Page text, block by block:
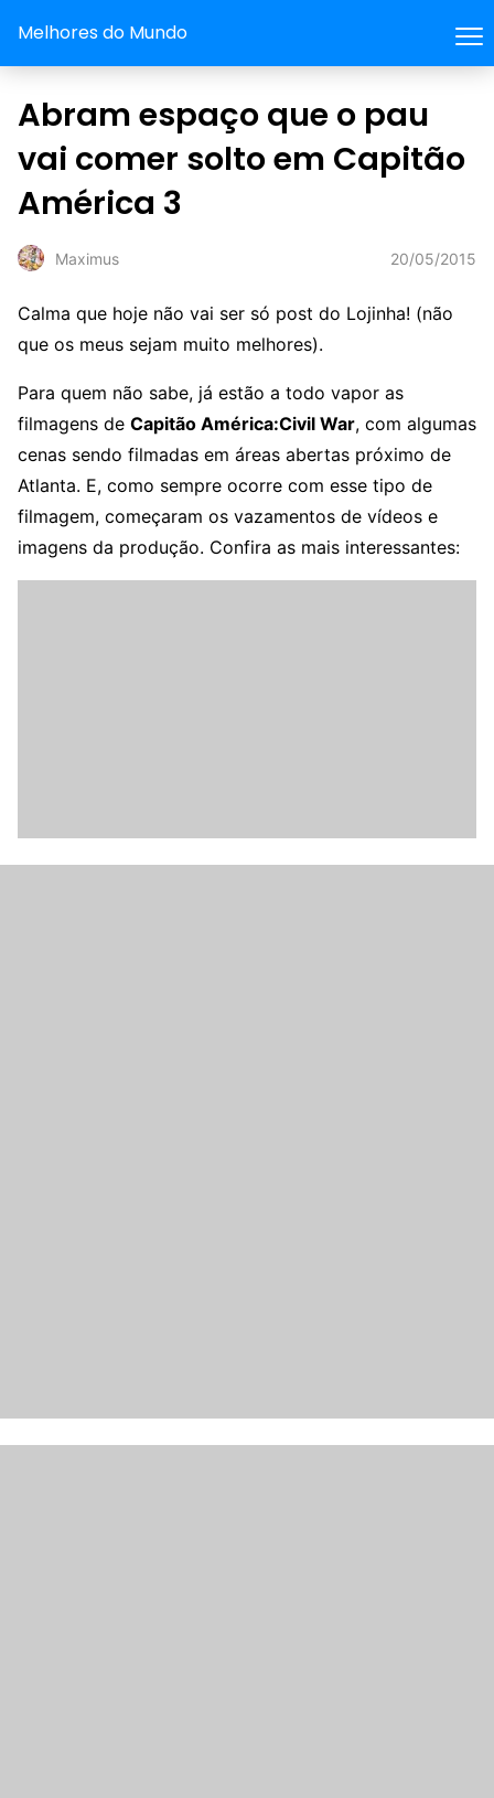
Melhores do Mundo
Abram espaço que o pau
vai comer solto em Capitão
América 3
Maximus 20/05/2015
Calma que hoje não vai ser só post do Lojinha! (não
que os meus sejam muito melhores).
Para quem não sabe, já estão a todo vapor as
filmagens de Capitão América:Civil War, com algumas
cenas sendo filmadas em áreas abertas próximo de
Atlanta. E, como sempre ocorre com esse tipo de
filmagem, começaram os vazamentos de vídeos e
imagens da produção. Confira as mais interessantes: